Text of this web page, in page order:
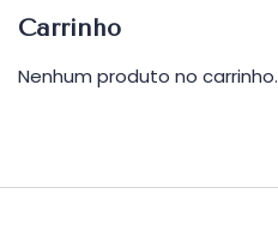
Carrinho
Nenhum produto no carrinho.